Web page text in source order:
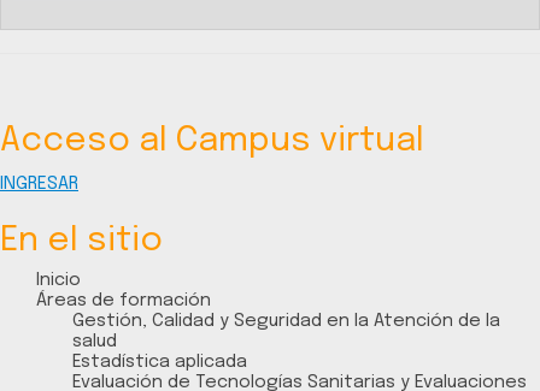
Acceso al Campus virtual
INGRESAR
En el sitio
Inicio
Áreas de formación
Gestión, Calidad y Seguridad en la Atención de la
salud
Estadística aplicada
Evaluación de Tecnologías Sanitarias y Evaluaciones